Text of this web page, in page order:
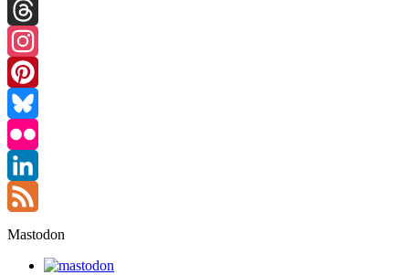
Facebook
Threads
Instagram
Pinterest
Bluesky
Flickr
LinkedIn
Feed
Mastodon